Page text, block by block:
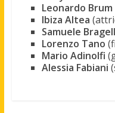
Leonardo Brum
Ibiza Altea
Samuele
Lorenzo Tano
Mario Adinolfi
Alessia Fabiani